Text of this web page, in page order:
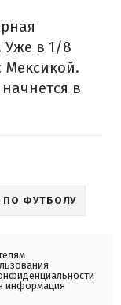
Уже в 1/8
Мексикой.
в
ПО ФУТБОЛУ
информация